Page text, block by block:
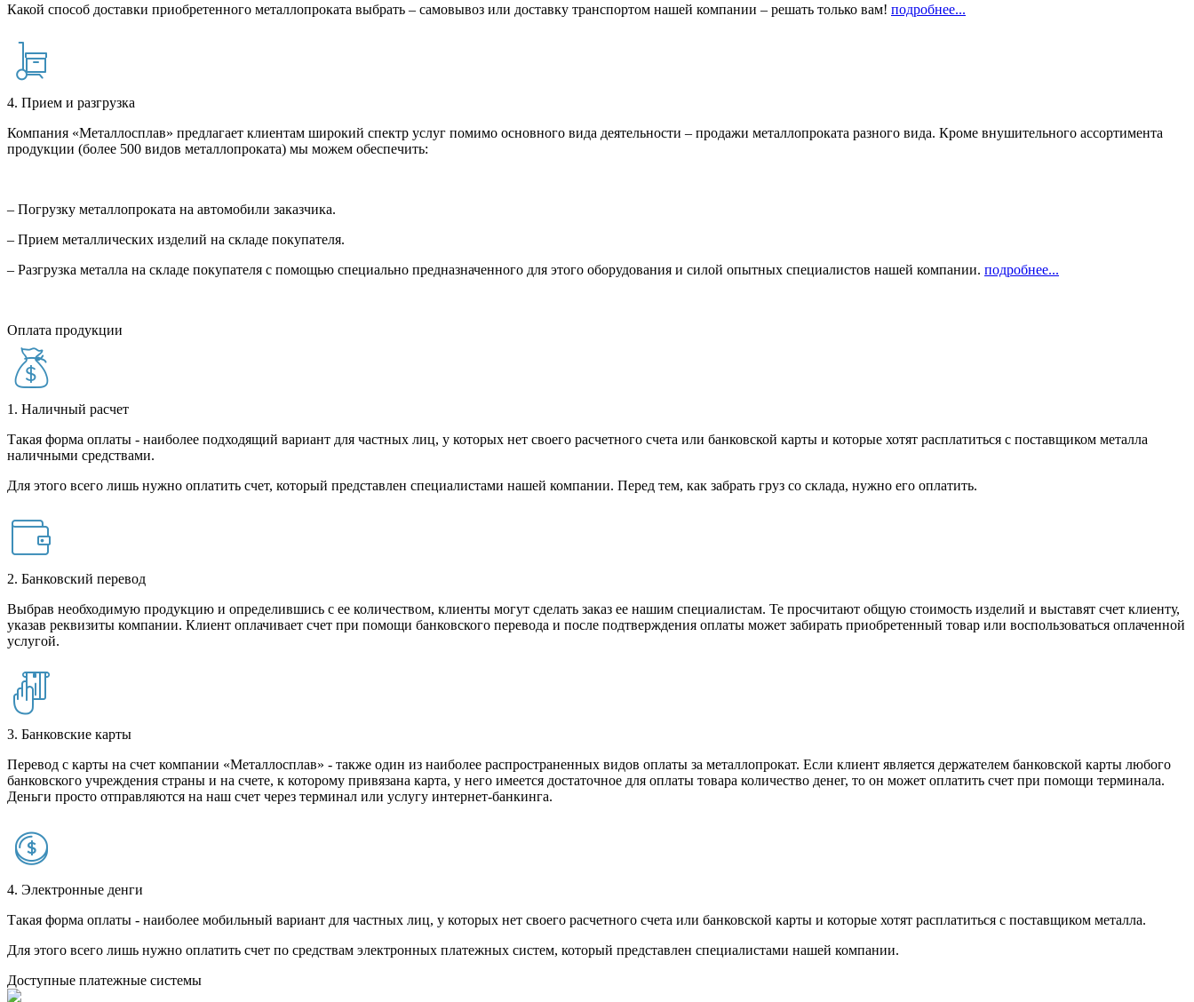
Какой способ доставки приобретенного металлопроката выбрать – самовывоз или доставку транспортом нашей компании – решать только вам! подробнее...
4. Прием и разгрузка
Компания «Металлосплав» предлагает клиентам широкий спектр услуг помимо основного вида деятельности – продажи металлопроката разного вида. Кроме внушительного ассортимента
продукции (более 500 видов металлопроката) мы можем обеспечить:
– Погрузку металлопроката на автомобили заказчика.
– Прием металлических изделий на складе покупателя.
– Разгрузка металла на складе покупателя с помощью специально предназначенного для этого оборудования и силой опытных специалистов нашей компании. подробнее...
Оплата продукции
1. Наличный расчет
Такая форма оплаты - наиболее подходящий вариант для частных лиц, у которых нет своего расчетного счета или банковской карты и которые хотят расплатиться с поставщиком металла
наличными средствами.
Для этого всего лишь нужно оплатить счет, который представлен специалистами нашей компании. Перед тем, как забрать груз со склада, нужно его оплатить.
2. Банковский перевод
Выбрав необходимую продукцию и определившись с ее количеством, клиенты могут сделать заказ ее нашим специалистам. Те просчитают общую стоимость изделий и выставят счет клиенту,
указав реквизиты компании. Клиент оплачивает счет при помощи банковского перевода и после подтверждения оплаты может забирать приобретенный товар или воспользоваться оплаченной
услугой.
3. Банковские карты
Перевод с карты на счет компании «Металлосплав» - также один из наиболее распространенных видов оплаты за металлопрокат. Если клиент является держателем банковской карты любого
банковского учреждения страны и на счете, к которому привязана карта, у него имеется достаточное для оплаты товара количество денег, то он может оплатить счет при помощи терминала.
Деньги просто отправляются на наш счет через терминал или услугу интернет-банкинга.
4. Электронные денги
Такая форма оплаты - наиболее мобильный вариант для частных лиц, у которых нет своего расчетного счета или банковской карты и которые хотят расплатиться с поставщиком металла.
Для этого всего лишь нужно оплатить счет по средствам электронных платежных систем, который представлен специалистами нашей компании.
Доступные платежные системы